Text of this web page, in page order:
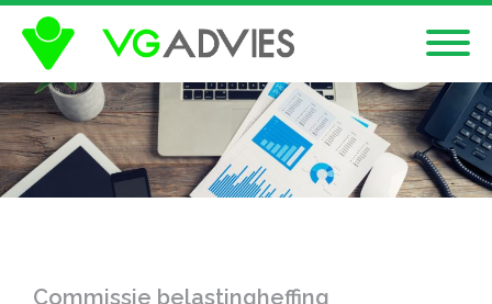
Commissie belastingheffing